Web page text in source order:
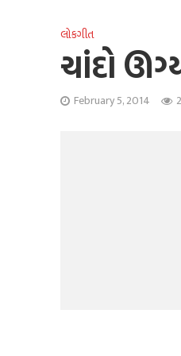
લોકગીત
ચાંદો
February 5, 2014